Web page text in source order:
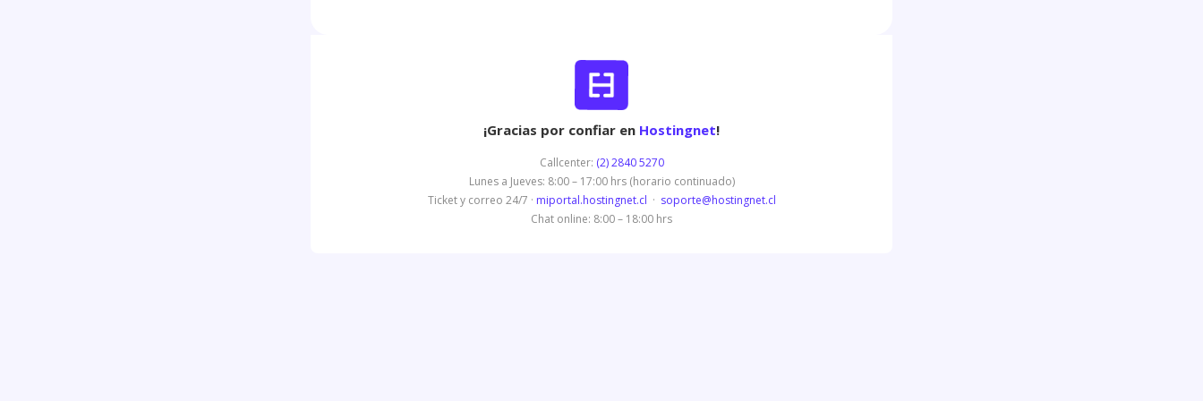
¡Gracias por confiar en Hostingnet!
Callcenter: (2) 2840 5270
Lunes a Jueves: 8:00 – 17:00 hrs (horario continuado)
Ticket y correo 24/7 · miportal.hostingnet.cl · soporte@hostingnet.cl
Chat online: 8:00 – 18:00 hrs